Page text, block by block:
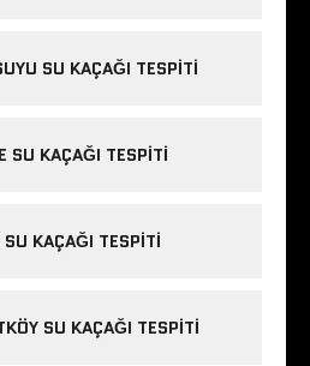
SU KAÇAĞI TESPITI
SU KAÇAĞI TESPITI
KAÇAĞI TESPITI
SU KAÇAĞI TESPITI